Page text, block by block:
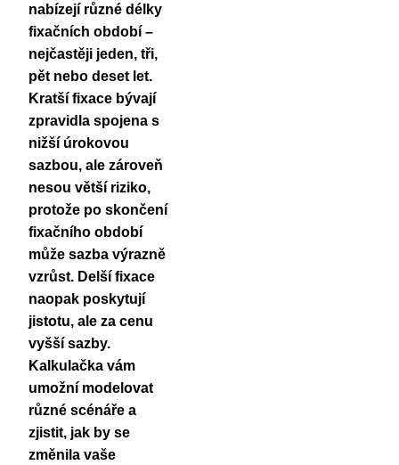
nabízejí různé délky
fixačních období –
nejčastěji jeden, tři,
pět nebo deset let.
Kratší fixace bývají
zpravidla spojena s
nižší úrokovou
sazbou, ale zároveň
nesou větší riziko,
protože po skončení
fixačního období
může sazba výrazně
vzrůst. Delší fixace
naopak poskytují
jistotu, ale za cenu
vyšší sazby.
Kalkulačka vám
umožní modelovat
různé scénáře a
zjistit, jak by se
změnila vaše